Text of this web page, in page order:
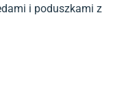
i poduszkami z